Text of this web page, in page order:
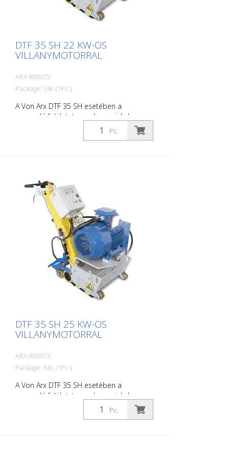
DTF 35 SH 22 KW-OS
VILLANYMOTORRAL
ARX-800072
Package: Stk. (1Pc.)
A Von Arx DTF 35 SH esetében a
marandó felületet nem lecsapjuk, hanem
gondosan lecsiszoljuk. Ezáltal a gép
simán jár és egyenletesen finom marási
anyagot. Áramellátás: 3 x 400 V, 50 HZ
Vágási szélesség: 35 cm Távolság a faltól:
10,7 cm Vágási mélység: 25 mm-ig
Teljesítmény: teljesítmény: 22 kW Szállítás
marószerszámok, dobok stb. nélkül.
Pc.
DTF 35 SH 25 KW-OS
VILLANYMOTORRAL
ARX-800073
Package: Stk. (1Pc.)
A Von Arx DTF 35 SH esetében a
marandó felületet nem lecsapjuk, hanem
gondosan lecsiszoljuk. Ezáltal a gép
simán jár és egyenletesen finom marási
Pc.